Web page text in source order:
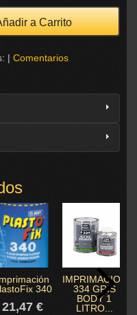
a Carrito
| Comentarios
340
21,47 €
IMPRIMACION
334 GRIS
BODY 1
LITRO...